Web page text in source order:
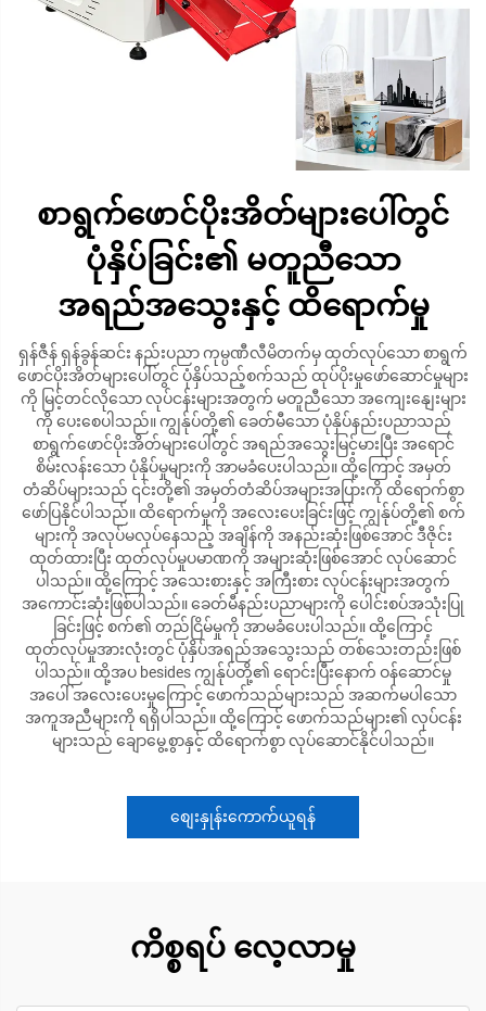
စာရွက်ဖောင်ပိုးအိတ်များပေါ်တွင်
ပုံနှိပ်ခြင်း၏ မတူညီသော
အရည်အသွေးနှင့် ထိရောက်မှု
ရှန်ဇီန် ရှန်ခွန်ဆင်း နည်းပညာ ကုမ္ပဏီလီမိတက်မှ ထုတ်လုပ်သော စာရွက်
ဖောင်ပိုးအိတ်များပေါ်တွင် ပုံနှိပ်သည့်စက်သည် ထုပ်ပိုးမှုဖော်ဆောင်မှုများ
ကို မြင့်တင်လိုသော လုပ်ငန်းများအတွက် မတူညီသော အကျေးနျေးများ
ကို ပေးစေပါသည်။ ကျွန်ုပ်တို့၏ ခေတ်မီသော ပုံနှိပ်နည်းပညာသည်
စာရွက်ဖောင်ပိုးအိတ်များပေါ်တွင် အရည်အသွေးမြင့်မားပြီး အရောင်
စိမ်းလန်းသော ပုံနှိပ်မှုများကို အာမခံပေးပါသည်။ ထို့ကြောင့် အမှတ်
တံဆိပ်များသည် ၎င်းတို့၏ အမှတ်တံဆိပ်အများအပြားကို ထိရောက်စွာ
ဖော်ပြနိုင်ပါသည်။ ထိရောက်မှုကို အလေးပေးခြင်းဖြင့် ကျွန်ုပ်တို့၏ စက်
များကို အလုပ်မလုပ်နေသည့် အချိန်ကို အနည်းဆုံးဖြစ်အောင် ဒီဇိုင်း
ထုတ်ထားပြီး ထုတ်လုပ်မှုပမာဏကို အများဆုံးဖြစ်အောင် လုပ်ဆောင်
ပါသည်။ ထို့ကြောင့် အသေးစားနှင့် အကြီးစား လုပ်ငန်းများအတွက်
အကောင်းဆုံးဖြစ်ပါသည်။ ခေတ်မီနည်းပညာများကို ပေါင်းစပ်အသုံးပြု
ခြင်းဖြင့် စက်၏ တည်ငြိမ်မှုကို အာမခံပေးပါသည်။ ထို့ကြောင့်
ထုတ်လုပ်မှုအားလုံးတွင် ပုံနှိပ်အရည်အသွေးသည် တစ်သေးတည်းဖြစ်
ပါသည်။ ထို့အပ besides ကျွန်ုပ်တို့၏ ရောင်းပြီးနောက် ဝန်ဆောင်မှု
အပေါ် အလေးပေးမှုကြောင့် ဖောက်သည်များသည် အဆက်မပါသော
အကူအညီများကို ရရှိပါသည်။ ထို့ကြောင့် ဖောက်သည်များ၏ လုပ်ငန်း
များသည် ချောမွေ့စွာနှင့် ထိရောက်စွာ လုပ်ဆောင်နိုင်ပါသည်။
စျေးနှုန်းကောက်ယူရန်
ကိစ္စရပ် လေ့လာမှု